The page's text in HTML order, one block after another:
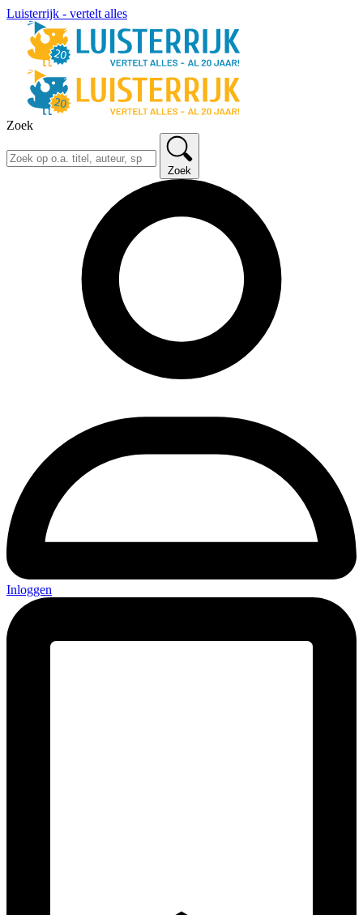
Luisterrijk - vertelt alles
Zoek
Zoek
Inloggen